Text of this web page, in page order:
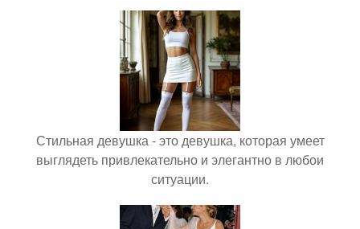
Стильная девушка - это девушка, которая умеет
выглядеть привлекательно и элегантно в любои
ситуации.